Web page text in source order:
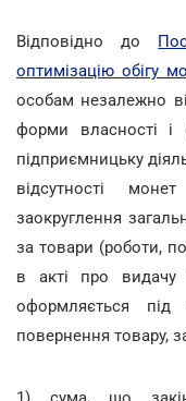
Відповідно до
оптимізацію обігу
особам незалежно
форми власності і
підприємницьку
відсутності
заокруглення
за товари (роботи,
в акті про видачу
оформляється
повернення товару,